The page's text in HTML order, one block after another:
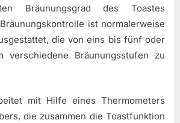
Bräunungsgrad des Toastes
ist normalerweise
die von eins bis fünf oder
verschiedene Bräunungsstufen zu
mit Hilfe eines Thermometers
die zusammen die Toastfunktion